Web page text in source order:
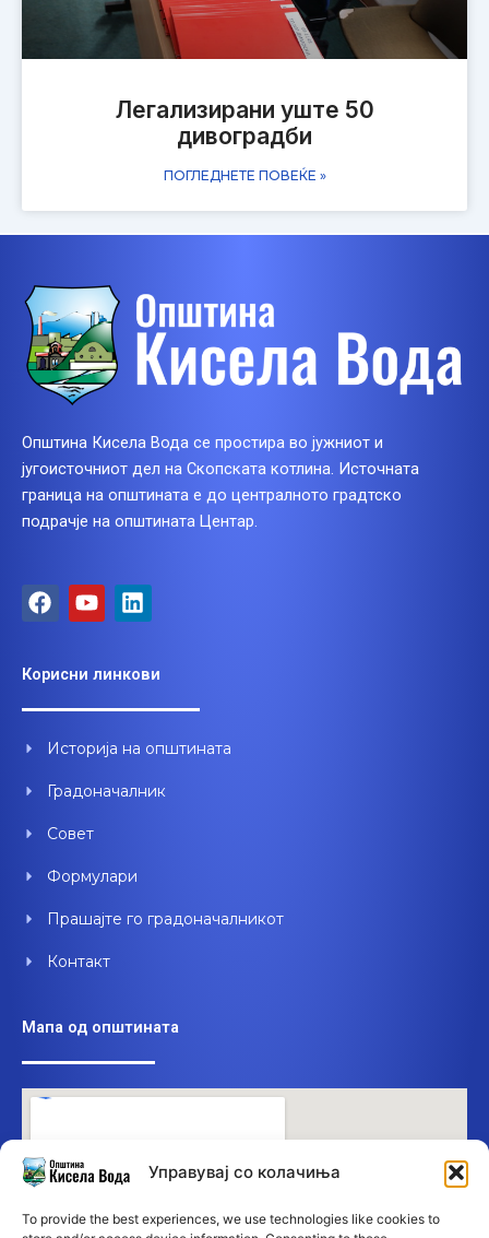
Управувај со колачиња
To provide the best experiences, we use technologies like cookies to
Легализирани уште 50
дивоградби
ПОГЛЕДНЕТЕ ПОВЕЌЕ »
Општина Кисела Вода се простира во јужниот и
југоисточниот дел на Скопската котлина. Источната
граница на општината е до централното градтско
подрачје на општината Центар.
F
a
b
o
k
Y
o
u
b
L
i
e
d
n
Корисни линкови
Историја на општината
Градоначалник
Совет
Формулари
Прашајте го градоначалникот
Контакт
Мапа од општината